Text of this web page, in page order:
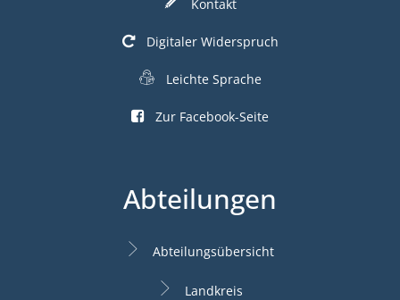
Kontakt
Digitaler Widerspruch
Leichte Sprache
Zur Facebook-Seite
Abteilungen
Abteilungsübersicht
Landkreis